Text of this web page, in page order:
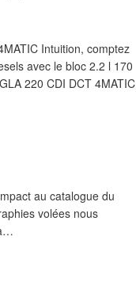
Intuition, comptez
avec le bloc 2.2 l 170
220 CDI DCT 4MATIC
au catalogue du
volées nous